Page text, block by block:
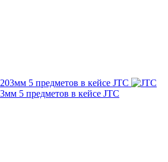
5 предметов в кейсе JTC